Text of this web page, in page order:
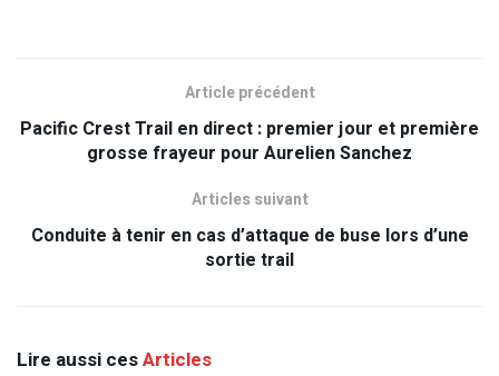
Article précédent
Pacific Crest Trail en direct : premier jour et première
grosse frayeur pour Aurelien Sanchez
Articles suivant
Conduite à tenir en cas d’attaque de buse lors d’une
sortie trail
Lire aussi cesArticles